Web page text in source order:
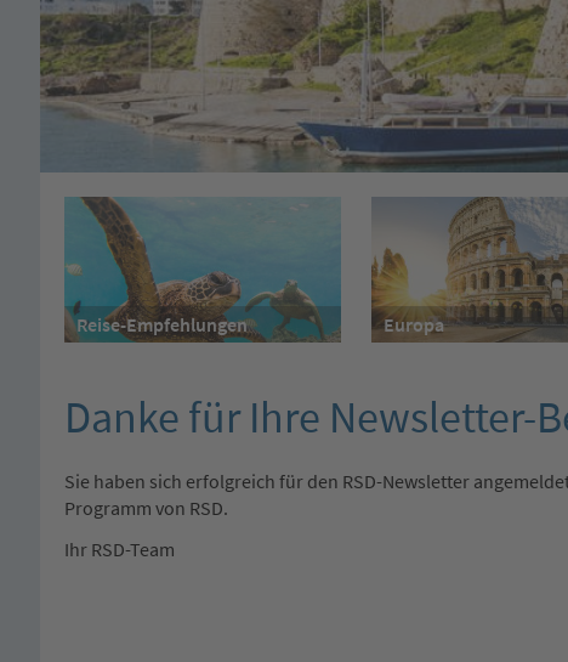
Reise-Empfehlungen Europa
Danke für Ihre Newsletter-
Sie haben sich erfolgreich für den RSD-Newsletter
Programm von RSD.
Ihr RSD-Team